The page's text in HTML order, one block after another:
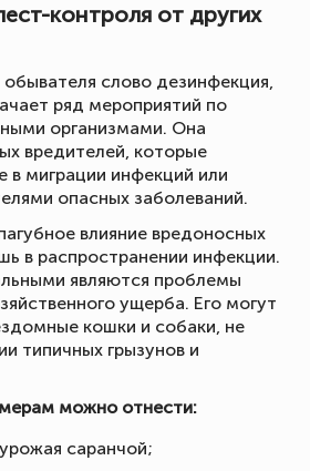
контроля от других
слово дезинфекция,
ряд мероприятий по
организмами. Она
вредителей, которые
в миграции инфекций или
опасных заболеваний.
влияние вредоносных
в распространении инфекции.
являются проблемы
ущерба. Его могут
кошки и собаки, не
типичных грызунов и
можно отнести:
саранчой;